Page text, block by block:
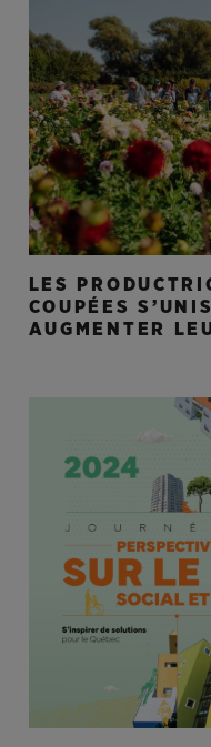
LES
COUPÉES
AUGMENTER